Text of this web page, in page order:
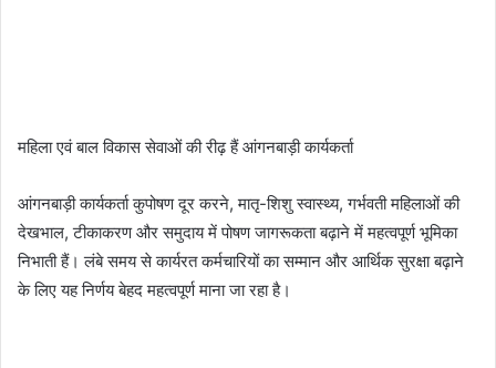
महिला एवं बाल विकास सेवाओं की रीढ़ हैं आंगनबाड़ी कार्यकर्ता
आंगनबाड़ी कार्यकर्ता कुपोषण दूर करने, मातृ-शिशु स्वास्थ्य, गर्भवती महिलाओं की
देखभाल, टीकाकरण और समुदाय में पोषण जागरूकता बढ़ाने में महत्वपूर्ण भूमिका
निभाती हैं। लंबे समय से कार्यरत कर्मचारियों का सम्मान और आर्थिक सुरक्षा बढ़ाने
के लिए यह निर्णय बेहद महत्वपूर्ण माना जा रहा है।